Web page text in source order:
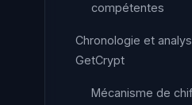
compétentes
Chronologie et
GetCrypt
Mécanisme de